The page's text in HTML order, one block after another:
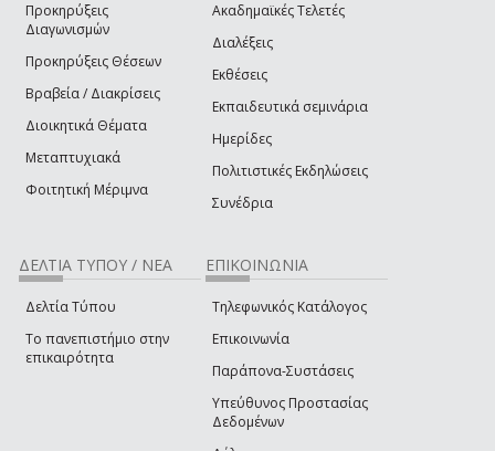
Προκηρύξεις
Διαγωνισμών
Προκηρύξεις Θέσεων
Βραβεία / Διακρίσεις
Διοικητικά Θέματα
Μεταπτυχιακά
Φοιτητική Μέριμνα
Ακαδημαϊκές Τελετές
Διαλέξεις
Εκθέσεις
Εκπαιδευτικά σεμινάρια
Ημερίδες
Πολιτιστικές Εκδηλώσεις
Συνέδρια
ΔΕΛΤΙΑ ΤΥΠΟΥ / ΝΕΑ
Δελτία Τύπου
Το πανεπιστήμιο στην
επικαιρότητα
ΕΠΙΚΟΙΝΩΝΙΑ
Τηλεφωνικός Κατάλογος
Επικοινωνία
Παράπονα-Συστάσεις
Υπεύθυνος Προστασίας
Δεδομένων